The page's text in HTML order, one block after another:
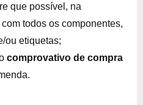
que possível, na
com todos os componentes,
ou etiquetas;
comprovativo de compra